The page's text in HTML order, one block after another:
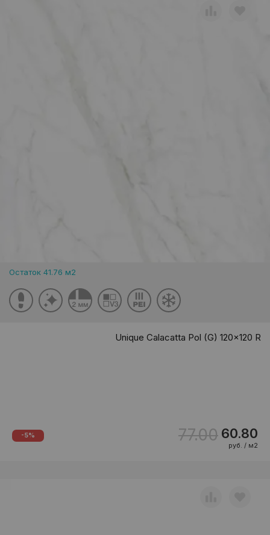
Остаток 41.76 м2
Unique Calacatta Pol (G) 120x120 R
-5% 77.00 60.80
руб. / м2